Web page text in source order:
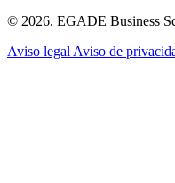
© 2026. EGADE Business
Aviso legal Aviso de